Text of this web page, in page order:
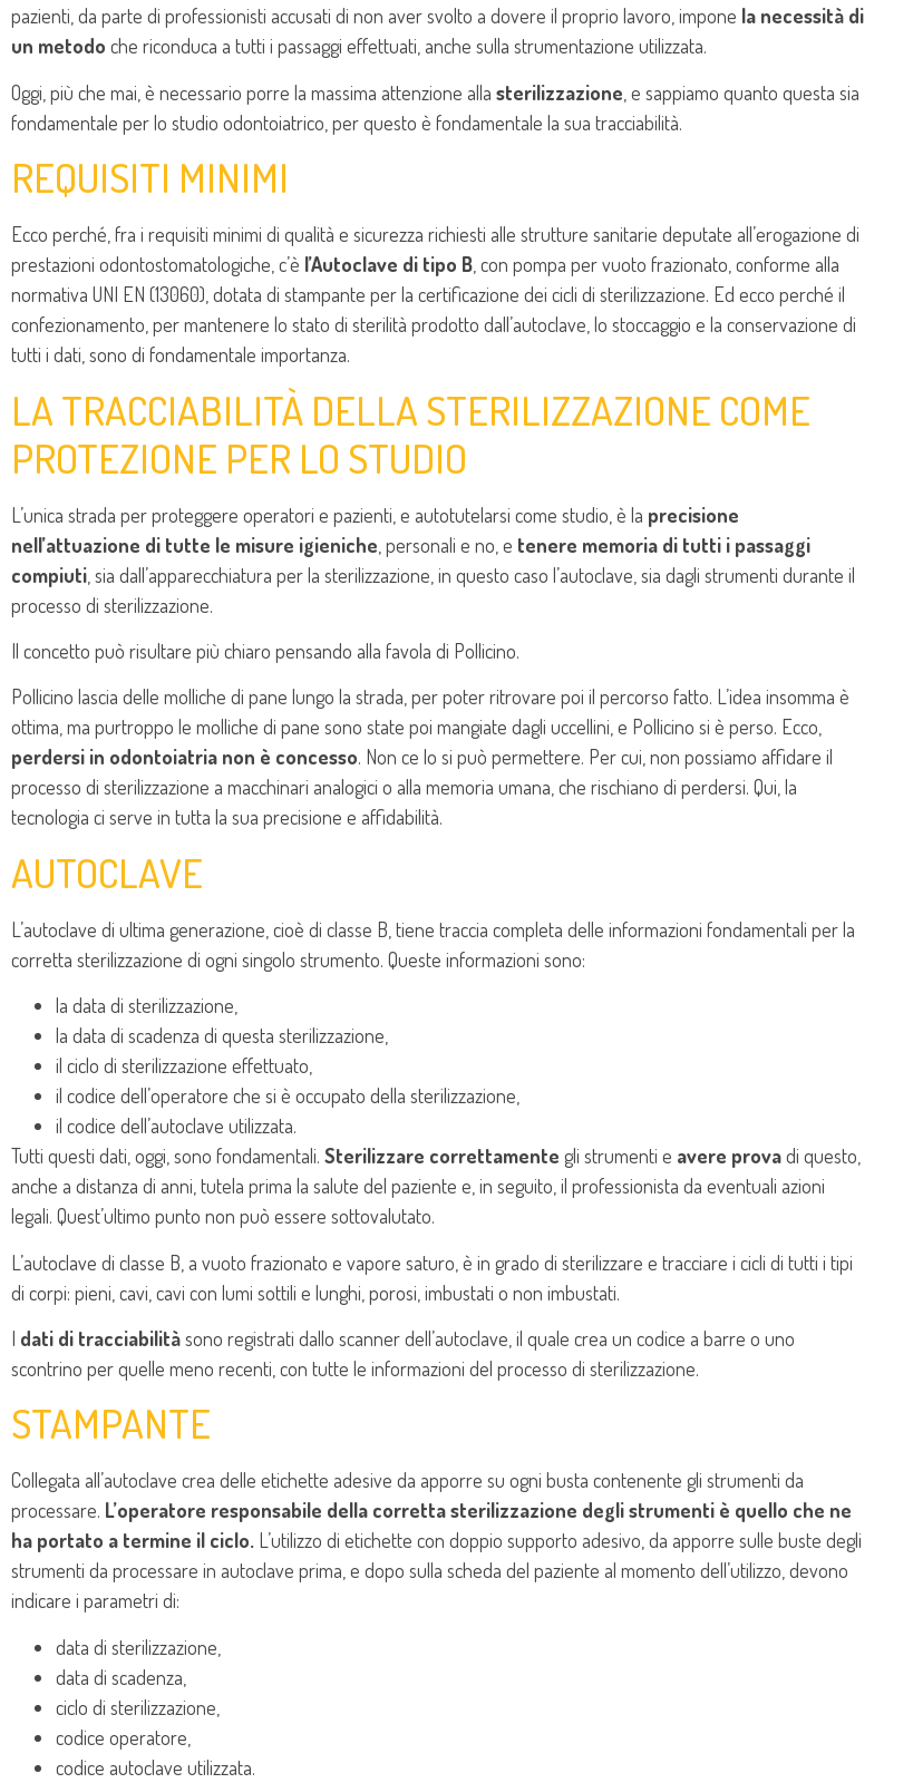
pazienti, da parte di professionisti accusati di non aver svolto a dovere il proprio lavoro, impone la necessità di
un metodo che riconduca a tutti i passaggi effettuati, anche sulla strumentazione utilizzata.
Oggi, più che mai, è necessario porre la massima attenzione alla sterilizzazione , e sappiamo quanto questa sia
fondamentale per lo studio odontoiatrico, per questo è fondamentale la sua tracciabilità.
REQUISITI MINIMI
Ecco perché, fra i requisiti minimi di qualità e sicurezza richiesti alle strutture sanitarie deputate all’erogazione di
prestazioni odontostomatologiche, c’è l’Autoclave di tipo B , con pompa per vuoto frazionato, conforme alla
normativa UNI EN (13060), dotata di stampante per la certificazione dei cicli di sterilizzazione. Ed ecco perché il
confezionamento, per mantenere lo stato di sterilità prodotto dall’autoclave, lo stoccaggio e la conservazione di
tutti i dati, sono di fondamentale importanza.
LA TRACCIABILITÀ DELLA STERILIZZAZIONE COME
PROTEZIONE PER LO STUDIO
L’unica strada per proteggere operatori e pazienti, e autotutelarsi come studio, è la precisione
nell’attuazione di tutte le misure igieniche , personali e no, e tenere memoria di tutti i passaggi
compiuti , sia dall’apparecchiatura per la sterilizzazione, in questo caso l’autoclave, sia dagli strumenti durante il
processo di sterilizzazione.
Il concetto può risultare più chiaro pensando alla favola di Pollicino.
Pollicino lascia delle molliche di pane lungo la strada, per poter ritrovare poi il percorso fatto. L’idea insomma è
ottima, ma purtroppo le molliche di pane sono state poi mangiate dagli uccellini, e Pollicino si è perso. Ecco,
perdersi in odontoiatria non è concesso. Non ce lo si può permettere. Per cui, non possiamo affidare il
processo di sterilizzazione a macchinari analogici o alla memoria umana, che rischiano di perdersi. Qui, la
tecnologia ci serve in tutta la sua precisione e affidabilità.
AUTOCLAVE
L’autoclave di ultima generazione, cioè di classe B, tiene traccia completa delle informazioni fondamentali per la
corretta sterilizzazione di ogni singolo strumento. Queste informazioni sono:
la data di sterilizzazione,
la data di scadenza di questa sterilizzazione,
il ciclo di sterilizzazione effettuato,
il codice dell’operatore che si è occupato della sterilizzazione,
il codice dell’autoclave utilizzata.
Tutti questi dati, oggi, sono fondamentali. Sterilizzare correttamente gli strumenti e avere provadi questo,
anche a distanza di anni, tutela prima la salute del paziente e, in seguito, il professionista da eventuali azioni
legali. Quest’ultimo punto non può essere sottovalutato.
L’autoclave di classe B, a vuoto frazionato e vapore saturo, è in grado di sterilizzare e tracciare i cicli di tutti i tipi
di corpi: pieni, cavi, cavi con lumi sottili e lunghi, porosi, imbustati o non imbustati.
I dati di tracciabilitàsono registrati dallo scanner dell’autoclave, il quale crea un codice a barre o uno
scontrino per quelle meno recenti, con tutte le informazioni del processo di sterilizzazione.
STAMPANTE
Collegata all’autoclave crea delle etichette adesive da apporre su ogni busta contenente gli strumenti da
processare. L’operatore responsabile della corretta sterilizzazione degli strumenti è quello che ne
ha portato a termine il ciclo. L’utilizzo di etichette con doppio supporto adesivo, da apporre sulle buste degli
strumenti da processare in autoclave prima, e dopo sulla scheda del paziente al momento dell’utilizzo, devono
indicare i parametri di:
data di sterilizzazione,
data di scadenza,
ciclo di sterilizzazione,
codice operatore,
codice autoclave utilizzata.